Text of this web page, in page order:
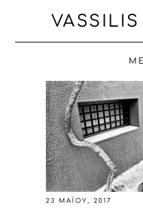
23 ΜΑΪ́ΟΥ, 2017